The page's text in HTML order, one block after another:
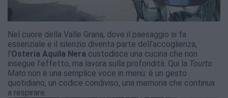
Nel cuore della Valle Grana, dove il paesaggio si fa
essenziale e il silenzio diventa parte dell’accoglienza,
l’Osteria Aquila Nera custodisce una cucina che non
insegue l’effetto, ma lavora sulla profondità. Qui la Tourto
Mato non è una semplice voce in menù: è un gesto
quotidiano, un codice condiviso, una memoria che continua
a respirare.